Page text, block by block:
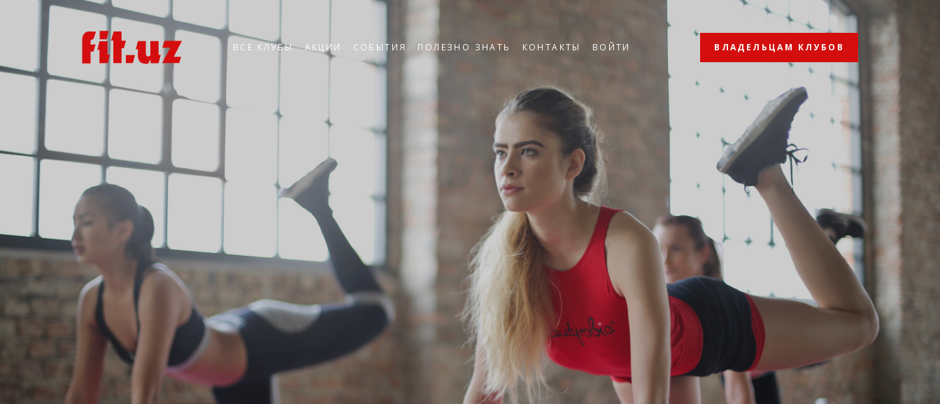
ВСЕ КЛУБЫ АКЦИИ СОБЫТИЯ ПОЛЕЗНО ЗНАТЬ КОНТАКТЫ ВОЙТИ ВЛАДЕЛЬЦАМ КЛУБОВ